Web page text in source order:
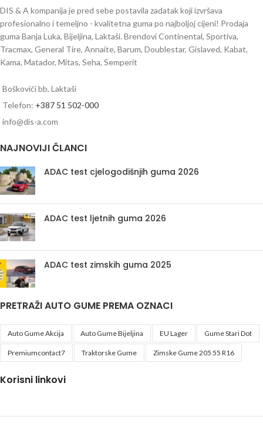
DIS & A kompanija je pred sebe postavila zadatak koji izvršava
profesionalno i temeljno - kvalitetna guma po najboljoj cijeni! Prodaja
guma Banja Luka, Bijeljina, Laktaši. Brendovi Continental, Sportiva,
Tracmax, General Tire, Annaite, Barum, Doublestar, Gislaved, Kabat,
Kama, Matador, Mitas, Seha, Semperit
Boškovići bb, Laktaši
Telefon: +387 51 502-000
info@dis-a.com
NAJNOVIJI ČLANCI
ADAC test cjelogodišnjih guma 2026
ADAC test ljetnih guma 2026
ADAC test zimskih guma 2025
PRETRAŽI AUTO GUME PREMA OZNACI
Auto Gume Akcija Auto Gume Bijeljina EU Lager Gume Stari Dot
Premiumcontact7 Traktorske Gume Zimske Gume 205 55 R16
Korisni linkovi